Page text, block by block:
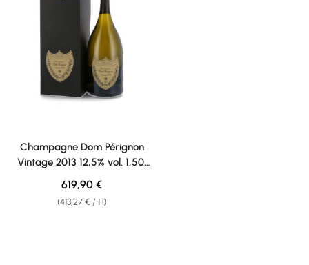
Champagne Dom Pérignon
Vintage 2013 12,5% vol. 1,50l
confezione regalo Magnum
(413,27 € / 1 l)
Regular price:
619,90 €